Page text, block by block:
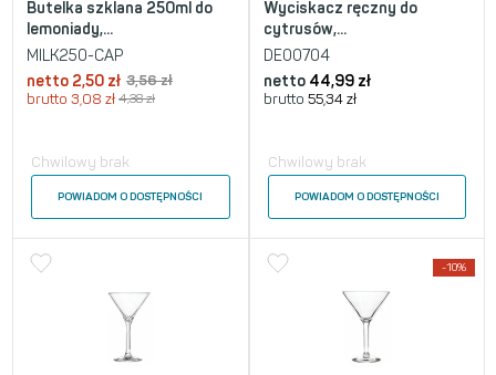
Butelka szklana 250ml do
lemoniady,...
MILK250-CAP
netto 2,50 zł 3,56zł
brutto 3,08 zł 4,38zł
Chwilowy brak
POWIADOM O DOSTĘPNOŚCI
Wyciskacz ręczny do
cytrusów,...
DE00704
netto 44,99 zł
brutto 55,34 zł
Chwilowy brak
POWIADOM O DOSTĘPNOŚCI
-10%